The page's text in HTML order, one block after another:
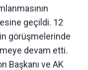
geçildi. 12
görüşmelerinde
devam etti.
Başkanı ve AK